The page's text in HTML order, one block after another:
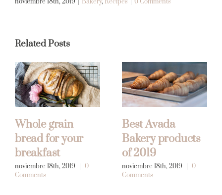
noviembre 18th, 2019 Bakery, Recipes 0 Comments
Related Posts
Whole grain
bread for your
breakfast
noviembre 18th, 2019 | 0
Comments
Best Avada
Bakery products
of 2019
noviembre 18th, 2019 | 0
Comments